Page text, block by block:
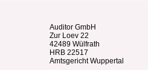
Auditor GmbH
Zur Loev 22
42489 Wülfrath
HRB 22517
Amtsgericht Wuppertal